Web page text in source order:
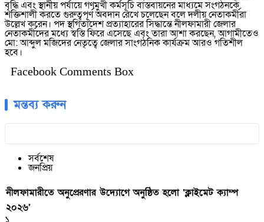
বৃদ্ধি এবং স্থানীয় পর্যায়ে গণমুখী কর্মসূচি বাস্তবায়নের মাধ্যমে সংগঠনকে
শক্তিশালী করতে গুরুত্বপূর্ণ অবদান রেখে চলেছেন বলে দলীয় নেতাকর্মীরা
উল্লেখ করেন। পদ স্থগিতাদেশ প্রত্যাহারের সিদ্ধান্তে নীলফামারী জেলার
নেতাকর্মীদের মধ্যে স্বস্তি ফিরে এসেছে এবং তারা আশা করছেন, আগামীতেও
মো: আব্দুল মজিদের নেতৃত্বে জেলার সাংগঠনিক কার্যক্রম আরও গতিশীল
হবে।
Facebook Comments Box
মন্তব্য করুন
সর্বশেষ
জনপ্রিয়
নীলফামারীতে অনুপ্রেরণার উদ্যোগে অনুষ্ঠিত হলো ‘ক্লাইমেট ক্যাম্প
২০২৬’
১